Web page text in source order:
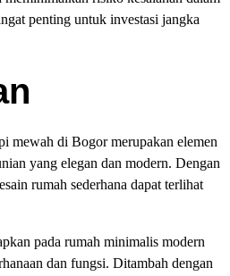
penting untuk investasi jangka
mewah di Bogor merupakan elemen
yang elegan dan modern. Dengan
rumah sederhana dapat terlihat
pada rumah minimalis modern
dan fungsi. Ditambah dengan